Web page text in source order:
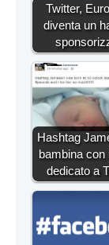
Twitter,
diventa un
Hashtag
bambina con
dedicato a